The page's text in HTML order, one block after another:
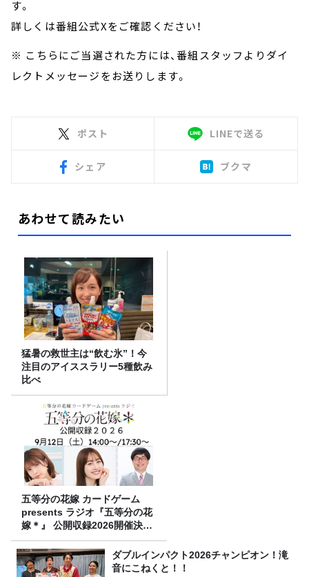
す。
詳しくは番組公式Xをご確認ください！
※ こちらにご当選された方には、番組スタッフよりダイ
レクトメッセージをお送りします。
ポスト LINEで送る
シェア ブクマ
あわせて読みたい
猛暑の救世主は“飲む氷”！今
注目のアイススラリー5種飲み
比べ
五等分の花嫁 カードゲーム
presents ラジオ『五等分の花
嫁＊』 公開収録2026開催決
定！
ダブルインパクト2026チャンピオン！滝
音にこねくと！！